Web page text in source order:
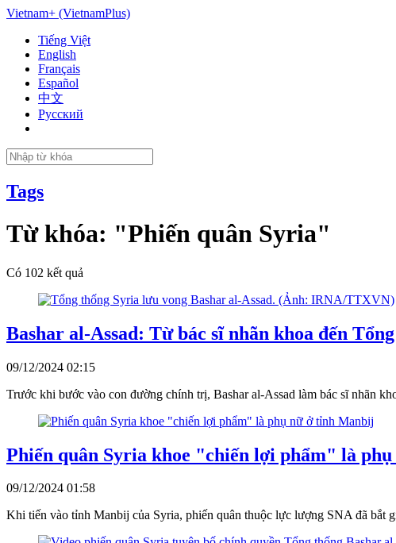
Vietnam+ (VietnamPlus)
Tiếng Việt
English
Français
Español
中文
Русский
Tags
Từ khóa: "Phiến quân Syria"
Có 102 kết quả
Bashar al-Assad: Từ bác sĩ nhãn khoa đến
09/12/2024 02:15
Trước khi bước vào con đường chính trị, Bashar al-Assad làm bác sĩ nhãn
Phiến quân Syria khoe "chiến lợi phẩm" là
09/12/2024 01:58
Khi tiến vào tỉnh Manbij của Syria, phiến quân thuộc lực lượng SNA đã